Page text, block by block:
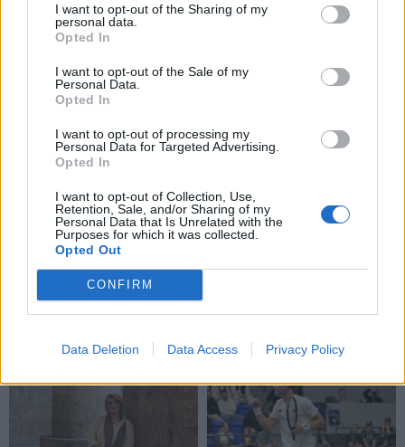
I want to opt-out of the Sharing of my
personal data.
Opted In
I want to opt-out of the Sale of my
Personal Data.
Opted In
I want to opt-out of processing my
Personal Data for Targeted Advertising.
Opted In
I want to opt-out of Collection, Use,
Retention, Sale, and/or Sharing of my
Personal Data that Is Unrelated with the
Purposes for which it was collected.
Opted Out
CONFIRM
Data Deletion Data Access Privacy Policy
tai kelia